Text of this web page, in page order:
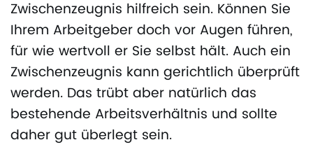
Zwischenzeugnis hilfreich sein. Können Sie
Ihrem Arbeitgeber doch vor Augen führen,
für wie wertvoll er Sie selbst hält. Auch ein
Zwischenzeugnis kann gerichtlich überprüft
werden. Das trübt aber natürlich das
bestehende Arbeitsverhältnis und sollte
daher gut überlegt sein.